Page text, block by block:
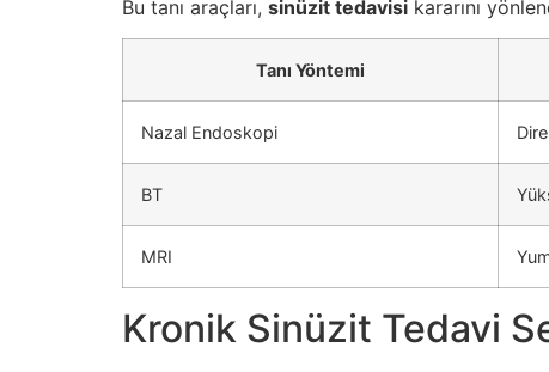
Bu tanı araçları, sinüzit tedavisi kararını
Tanı Yöntemi
Nazal Endoskopi
BT
MRI
Kronik Sinüzit Tedavi